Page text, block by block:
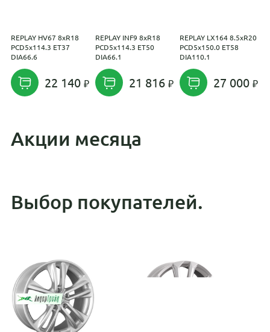
REPLAY HV67 8xR18
PCD5x114.3 ET37
DIA66.6
22 140
REPLAY INF9 8xR18
PCD5x114.3 ET50
DIA66.1
21 816
REPLAY LX164 8.5xR20
PCD5x150.0 ET58
DIA110.1
27 000
Акции месяца
Выбор покупателей.